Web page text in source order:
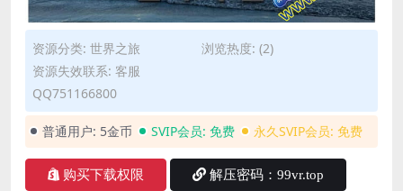
资源分类: 世界之旅
浏览热度: (2)
资源失效联系: 客服
QQ751166800
普通用户: 5金币 SVIP会员: 免费 永久SVIP会员: 免费
购买下载权限 解压密码：99vr.top